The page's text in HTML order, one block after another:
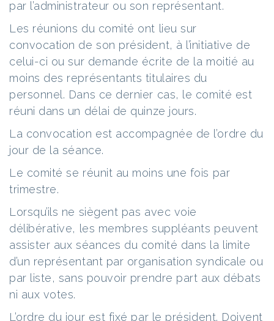
par l’administrateur ou son représentant.
Les réunions du comité ont lieu sur
convocation de son président, à l’initiative de
celui-ci ou sur demande écrite de la moitié au
moins des représentants titulaires du
personnel. Dans ce dernier cas, le comité est
réuni dans un délai de quinze jours.
La convocation est accompagnée de l’ordre du
jour de la séance.
Le comité se réunit au moins une fois par
trimestre.
Lorsqu’ils ne siègent pas avec voie
délibérative, les membres suppléants peuvent
assister aux séances du comité dans la limite
d’un représentant par organisation syndicale ou
par liste, sans pouvoir prendre part aux débats
ni aux votes.
L’ordre du jour est fixé par le président. Doivent